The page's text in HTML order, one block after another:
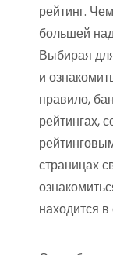
рейтинг.
большей
Выбирая
и
правило,
рейтингах,
страницах
находится